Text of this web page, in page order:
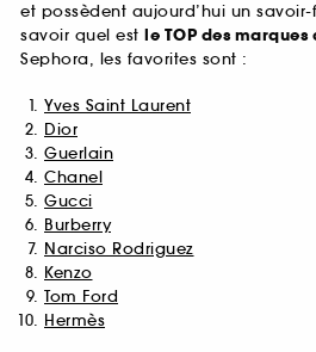
et possèdent aujourd’hui un
savoir quel est le TOP des marques
Sephora, les favorites sont :
Yves Saint Laurent
Dior
Guerlain
Chanel
Gucci
Burberry
Narciso Rodriguez
Kenzo
Tom Ford
Hermès